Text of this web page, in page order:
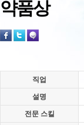
약품상
직업
설명
전문 스킬